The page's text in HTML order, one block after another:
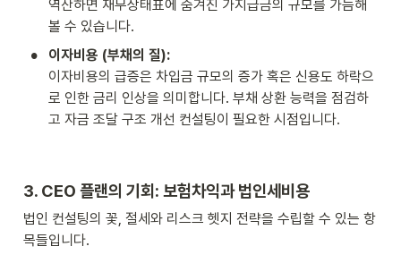
역산하면 재무상태표에 숨겨진 가지급금의 규모를 가늠해
볼 수 있습니다.
•
이자비용 (부채의 질):
이자비용의 급증은 차입금 규모의 증가 혹은 신용도 하락으
로 인한 금리 인상을 의미합니다. 부채 상환 능력을 점검하
고 자금 조달 구조 개선 컨설팅이 필요한 시점입니다.
3. CEO 플랜의 기회: 보험차익과 법인세비용
법인 컨설팅의 꽃, 절세와 리스크 헷지 전략을 수립할 수 있는 항
목들입니다.